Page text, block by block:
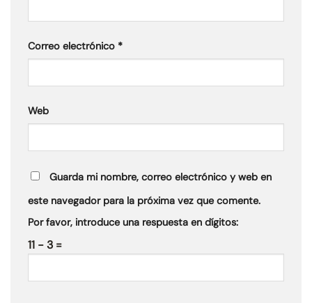
Correo electrónico *
Web
Guarda mi nombre, correo electrónico y web en
este navegador para la próxima vez que comente.
Por favor, introduce una respuesta en dígitos:
11 − 3 =